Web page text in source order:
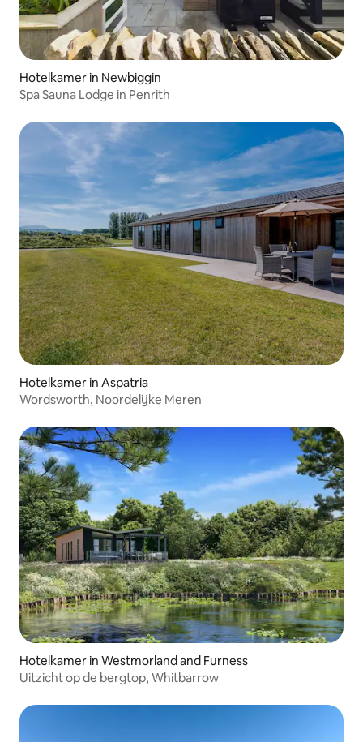
Hotelkamer in Newbiggin
Spa Sauna Lodge in Penrith
Hotelkamer in Aspatria
Wordsworth, Noordelijke Meren
Hotelkamer in Westmorland and Furness
Uitzicht op de bergtop, Whitbarrow